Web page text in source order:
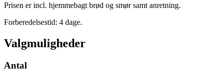
Prisen er incl. hjemmebagt brød og smør samt anretning.
Forberedelsestid: 4 dage.
Valgmuligheder
Antal